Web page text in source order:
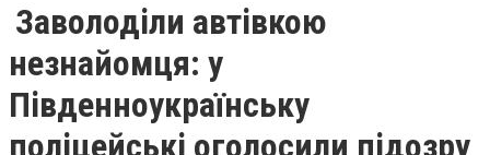
Заволоділи автівкою
незнайомця: у
Південноукраїнську
поліцейські оголосили підозру